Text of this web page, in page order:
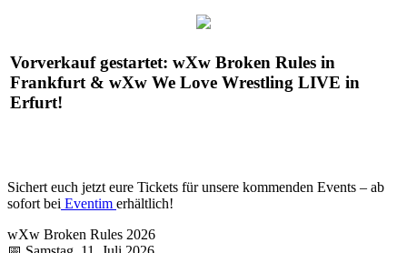
Vorverkauf gestartet: wXw Broken Rules in
Frankfurt & wXw We Love Wrestling LIVE in
Erfurt!
Sichert euch jetzt eure Tickets für unsere kommenden Events – ab
sofort bei Eventim erhältlich!
wXw Broken Rules 2026